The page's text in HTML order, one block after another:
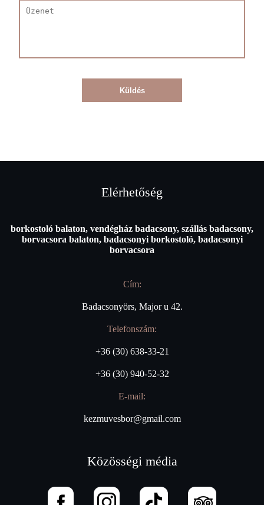
Küldés
Elérhetőség
borkostoló balaton, vendégház badacsony, szállás badacsony,
borvacsora balaton, badacsonyi borkostoló, badacsonyi
borvacsora
Cím:
Badacsonyörs, Major u 42.
Telefonszám:
+36 (30) 638-33-21
+36 (30) 940-52-32
E-mail:
kezmuvesbor@gmail.com
Közösségi média